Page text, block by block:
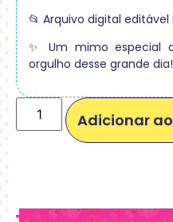
📂 Arquivo digital editável
✨ Um mimo especial
orgulho desse grande
Adicionar